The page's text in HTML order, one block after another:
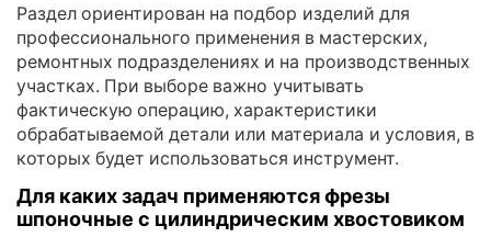
Раздел ориентирован на подбор изделий для
профессионального применения в мастерских,
ремонтных подразделениях и на производственных
участках. При выборе важно учитывать
фактическую операцию, характеристики
обрабатываемой детали или материала и условия, в
которых будет использоваться инструмент.
Для каких задач применяются фрезы
шпоночные с цилиндрическим хвостовиком